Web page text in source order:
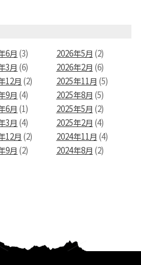
6月 (3) 2026年5月 (2)
3月 (6) 2026年2月 (6)
12月 (2) 2025年11月 (5)
9月 (4) 2025年8月 (5)
6月 (1) 2025年5月 (2)
3月 (4) 2025年2月 (4)
12月 (2) 2024年11月 (4)
9月 (2) 2024年8月 (2)